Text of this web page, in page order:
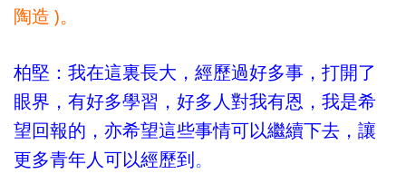
陶造 )。
柏堅：我在這裏長大，經歷過好多事，打開了
眼界，有好多學習，好多人對我有恩，我是希
望回報的，亦希望這些事情可以繼續下去，讓
更多青年人可以經歷到。